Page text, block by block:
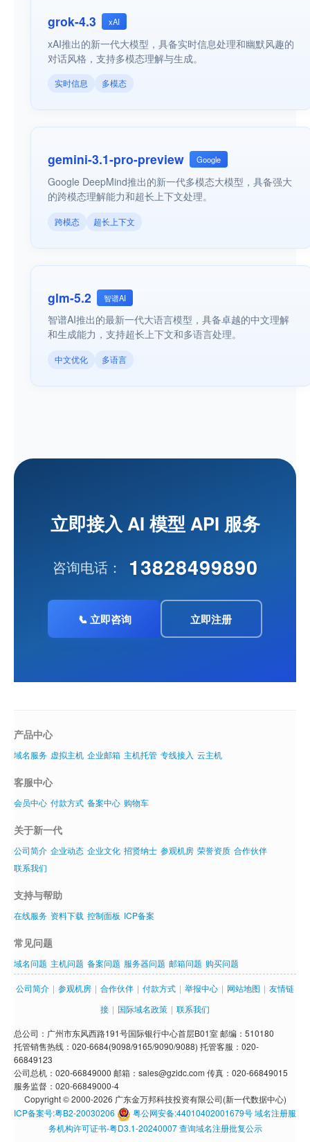
grok-4.3 xAI
xAI推出的新一代大模型，具备实时信息处理和幽默风趣的
对话风格，支持多模态理解与生成。
实时信息 多模态
gemini-3.1-pro-preview Google
Google DeepMind推出的新一代多模态大模型，具备强大
的跨模态理解能力和超长上下文处理。
跨模态 超长上下文
glm-5.2 智谱AI
智谱AI推出的最新一代大语言模型，具备卓越的中文理解
和生成能力，支持超长上下文和多语言处理。
中文优化 多语言
立即接入 AI 模型 API 服务
咨询电话： 13828499890
📞立即咨询 立即注册
产品中心
域名服务 虚拟主机 企业邮箱 主机托管 专线接入 云主机
客服中心
会员中心 付款方式 备案中心 购物车
关于新一代
公司简介 企业动态 企业文化 招贤纳士 参观机房 荣誉资质 合作伙伴
联系我们
支持与帮助
在线服务 资料下载 控制面板 ICP备案
常见问题
域名问题 主机问题 备案问题 服务器问题 邮箱问题 购买问题
公司简介 | 参观机房 | 合作伙伴 | 付款方式 | 举报中心 | 网站地图 | 友情链
接 | 国际域名政策 | 联系我们
总公司：广州市东风西路191号国际银行中心首层B01室 邮编：510180
托管销售热线：020-6684(9098/9165/9090/9088) 托管客服：020-
66849123
公司总机：020-66849000 邮箱：sales@gzidc.com 传真：020-66849015
服务监督：020-66849000-4
Copyright © 2000-2026 广东金万邦科技投资有限公司(新一代数据中心)
ICP备案号:粤B2-20030206
粤公网安备:44010402001679号域名注册服
务机构许可证书-粤D3.1-20240007 查询域名注册批复公示